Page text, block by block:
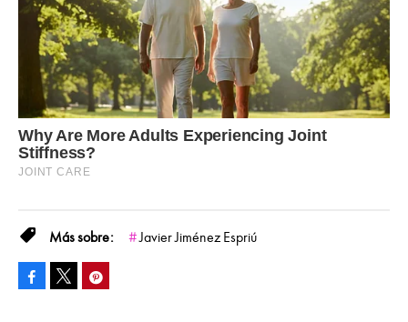
Javier Jiménez Espriú
Facebook